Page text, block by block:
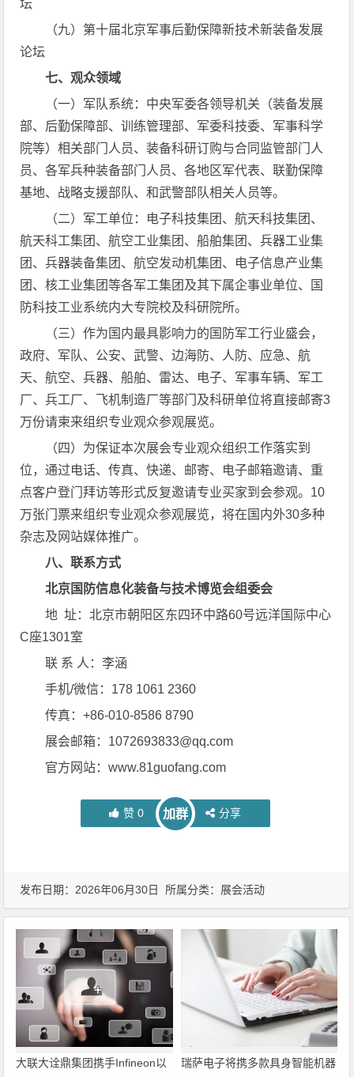
坛
（九）第十届北京军事后勤保障新技术新装备发展
论坛
七、观众领域
（一）军队系统：中央军委各领导机关（装备发展
部、后勤保障部、训练管理部、军委科技委、军事科学
院等）相关部门人员、装备科研订购与合同监管部门人
员、各军兵种装备部门人员、各地区军代表、联勤保障
基地、战略支援部队、和武警部队相关人员等。
（二）军工单位：电子科技集团、航天科技集团、
航天科工集团、航空工业集团、船舶集团、兵器工业集
团、兵器装备集团、航空发动机集团、电子信息产业集
团、核工业集团等各军工集团及其下属企事业单位、国
防科技工业系统内大专院校及科研院所。
（三）作为国内最具影响力的国防军工行业盛会，
政府、军队、公安、武警、边海防、人防、应急、航
天、航空、兵器、船舶、雷达、电子、军事车辆、军工
厂、兵工厂、飞机制造厂等部门及科研单位将直接邮寄3
万份请柬来组织专业观众参观展览。
（四）为保证本次展会专业观众组织工作落实到
位，通过电话、传真、快递、邮寄、电子邮箱邀请、重
点客户登门拜访等形式反复邀请专业买家到会参观。10
万张门票来组织专业观众参观展览，将在国内外30多种
杂志及网站媒体推广。
八、联系方式
北京国防信息化装备与技术博览会组委会
地 址：北京市朝阳区东四环中路60号远洋国际中心
C座1301室
联 系 人：李涵
手机/微信：178 1061 2360
传真：+86-010-8586 8790
展会邮箱：1072693833@qq.com
官方网站：www.81guofang.com
赞 0 加群 分享
发布日期：2026年06月30日 所属分类： 展会活动
大联大诠鼎集团携手Infineon以
瑞萨电子将携多款具身智能机器